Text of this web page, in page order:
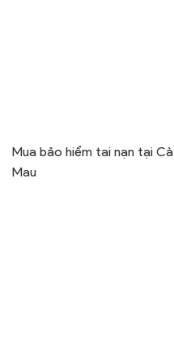
Mua bảo hiểm tai nạn tại Cà
Mau